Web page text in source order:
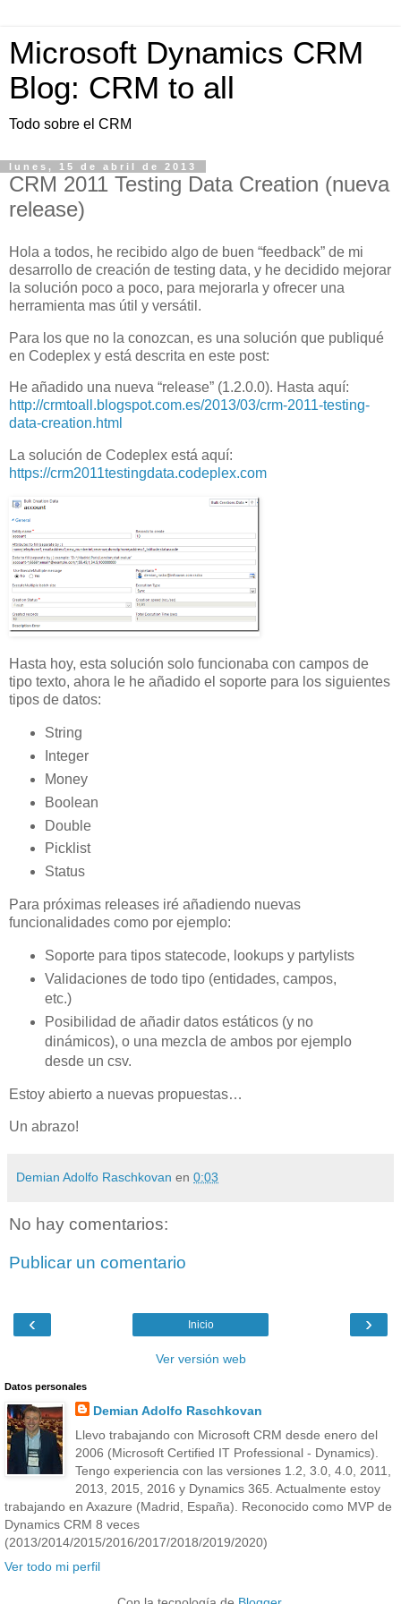
Microsoft Dynamics CRM
Blog: CRM to all
Todo sobre el CRM
lunes, 15 de abril de 2013
CRM 2011 Testing Data Creation (nueva
release)
Hola a todos, he recibido algo de buen “feedback” de mi
desarrollo de creación de testing data, y he decidido mejorar
la solución poco a poco, para mejorarla y ofrecer una
herramienta mas útil y versátil.
Para los que no la conozcan, es una solución que publiqué
en Codeplex y está descrita en este post:
He añadido una nueva “release” (1.2.0.0). Hasta aquí:
http://crmtoall.blogspot.com.es/2013/03/crm-2011-testing-
data-creation.html
La solución de Codeplex está aquí:
https://crm2011testingdata.codeplex.com
Hasta hoy, esta solución solo funcionaba con campos de
tipo texto, ahora le he añadido el soporte para los siguientes
tipos de datos:
String
Integer
Money
Boolean
Double
Picklist
Status
Para próximas releases iré añadiendo nuevas
funcionalidades como por ejemplo:
Soporte para tipos statecode, lookups y partylists
Validaciones de todo tipo (entidades, campos,
etc.)
Posibilidad de añadir datos estáticos (y no
dinámicos), o una mezcla de ambos por ejemplo
desde un csv.
Estoy abierto a nuevas propuestas…
Un abrazo!
Demian Adolfo Raschkovan en 0:03
No hay comentarios:
Publicar un comentario
‹ ›
Inicio
Ver versión web
Datos personales
Demian Adolfo Raschkovan
Llevo trabajando con Microsoft CRM desde enero del
2006 (Microsoft Certified IT Professional - Dynamics).
Tengo experiencia con las versiones 1.2, 3.0, 4.0, 2011,
2013, 2015, 2016 y Dynamics 365. Actualmente estoy
trabajando en Axazure (Madrid, España). Reconocido como MVP de
Dynamics CRM 8 veces
(2013/2014/2015/2016/2017/2018/2019/2020)
Ver todo mi perfil